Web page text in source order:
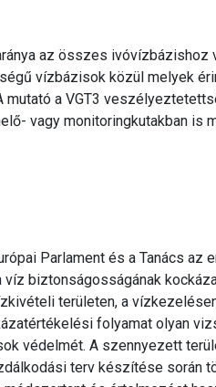
az összes ivóvízbázishoz
vízbázisok közül melyek
a VGT3
vagy monitoringkutakban is
Parlament és a Tanács az
biztonságosságának
területen, a
folyamat olyan
védelmét. A szennyezett
terv készítése során